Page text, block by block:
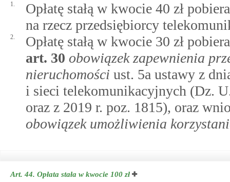
1.
Opłatę stałą w kwocie 40 zł
na rzecz przedsiębiorcy
2.
Opłatę stałą w kwocie 30 zł
art. 30 obowiązek zapewnienia
nieruchomości ust. 5a ustawy z
i sieci telekomunikacyjnych (Dz.
oraz z 2019 r. poz. 1815), oraz
obowiązek umożliwienia
Art. 44. Opłata stała w kwocie 100 zł